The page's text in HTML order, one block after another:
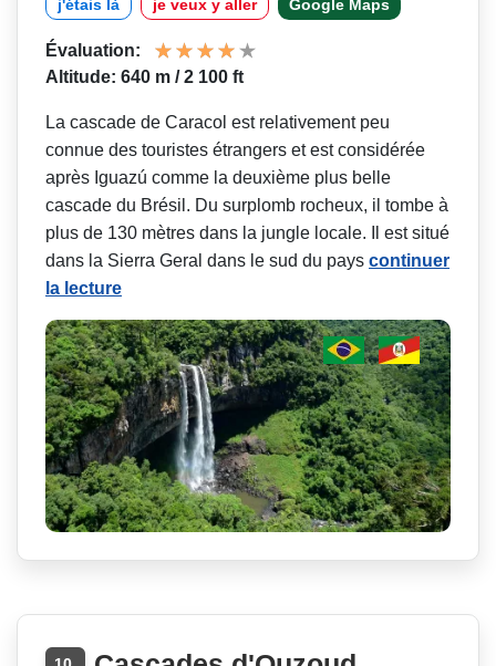
j'étais là je veux y aller Google Maps
Évaluation:
Altitude: 640 m / 2 100 ft
La cascade de Caracol est relativement peu
connue des touristes étrangers et est considérée
après Iguazú comme la deuxième plus belle
cascade du Brésil. Du surplomb rocheux, il tombe à
plus de 130 mètres dans la jungle locale. Il est situé
dans la Sierra Geral dans le sud du pays continuer
la lecture